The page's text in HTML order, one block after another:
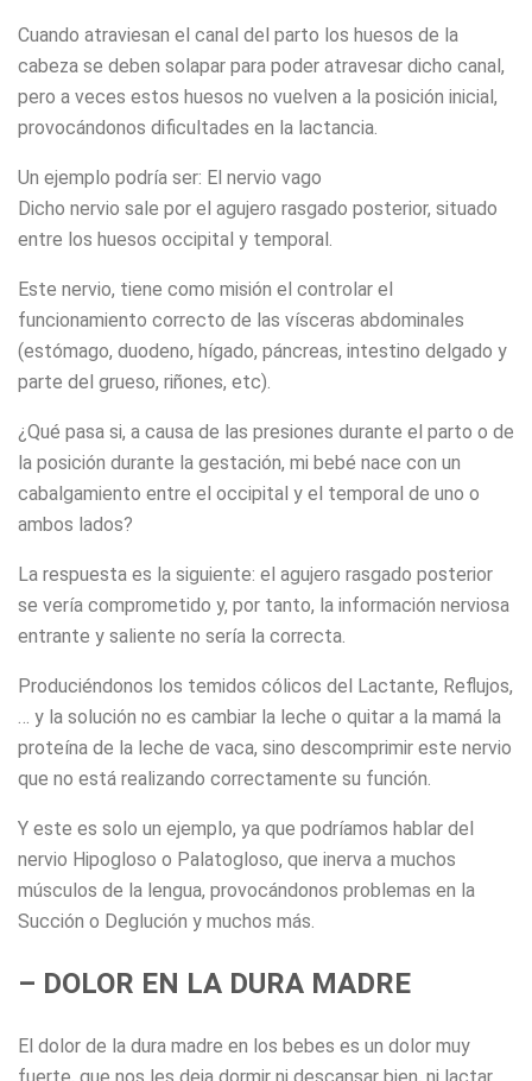
Cuando atraviesan el canal del parto los huesos de la
cabeza se deben solapar para poder atravesar dicho canal,
pero a veces estos huesos no vuelven a la posición inicial,
provocándonos dificultades en la lactancia.
Un ejemplo podría ser: El nervio vago
Dicho nervio sale por el agujero rasgado posterior, situado
entre los huesos occipital y temporal.
Este nervio, tiene como misión el controlar el
funcionamiento correcto de las vísceras abdominales
(estómago, duodeno, hígado, páncreas, intestino delgado y
parte del grueso, riñones, etc).
¿Qué pasa si, a causa de las presiones durante el parto o de
la posición durante la gestación, mi bebé nace con un
cabalgamiento entre el occipital y el temporal de uno o
ambos lados?
La respuesta es la siguiente: el agujero rasgado posterior
se vería comprometido y, por tanto, la información nerviosa
entrante y saliente no sería la correcta.
Produciéndonos los temidos cólicos del Lactante, Reflujos,
… y la solución no es cambiar la leche o quitar a la mamá la
proteína de la leche de vaca, sino descomprimir este nervio
que no está realizando correctamente su función.
Y este es solo un ejemplo, ya que podríamos hablar del
nervio Hipogloso o Palatogloso, que inerva a muchos
músculos de la lengua, provocándonos problemas en la
Succión o Deglución y muchos más.
– DOLOR EN LA DURA MADRE
El dolor de la dura madre en los bebes es un dolor muy